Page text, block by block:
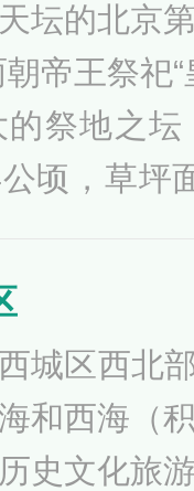
坛的北京
帝王祭祀
祭地之
顷，草坪
，还有
建筑景观
城区西北
和西海（
史文化旅